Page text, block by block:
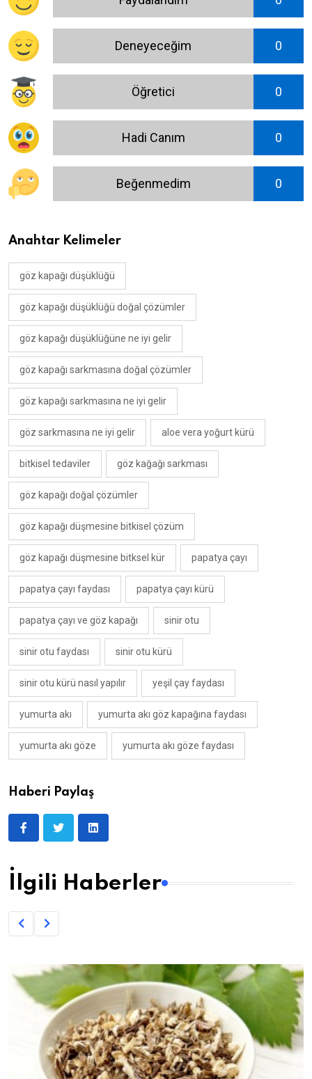
Deneyeceğim 0
Öğretici 0
Hadi Canım 0
Beğenmedim 0
Anahtar Kelimeler
göz kapağı düşüklüğü
göz kapağı düşüklüğü doğal çözümler
göz kapağı düşüklüğüne ne iyi gelir
göz kapağı sarkmasına doğal çözümler
göz kapağı sarkmasına ne iyi gelir
göz sarkmasına ne iyi gelir aloe vera yoğurt kürü
bitkisel tedaviler göz kağağı sarkması
göz kapağı doğal çözümler
göz kapağı düşmesine bitkisel çözüm
göz kapağı düşmesine bitksel kür papatya çayı
papatya çayı faydası papatya çayı kürü
papatya çayı ve göz kapağı sinir otu
sinir otu faydası sinir otu kürü
sinir otu kürü nasıl yapılır yeşil çay faydası
yumurta akı yumurta akı göz kapağına faydası
yumurta akı göze yumurta akı göze faydası
Haberi Paylaş
İlgili Haberler